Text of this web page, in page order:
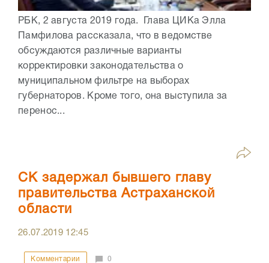
РБК, 2 августа 2019 года. Глава ЦИКа Элла
Памфилова рассказала, что в ведомстве
обсуждаются различные варианты
корректировки законодательства о
муниципальном фильтре на выборах
губернаторов. Кроме того, она выступила за
перенос...
СК задержал бывшего главу
правительства Астраханской
области
26.07.2019 12:45
Комментарии 0